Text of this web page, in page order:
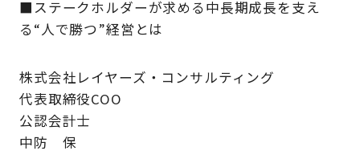
■ステークホルダーが求める中長期成長を支え
る“人で勝つ”経営とは
株式会社レイヤーズ・コンサルティング
代表取締役COO
公認会計士
中防 保